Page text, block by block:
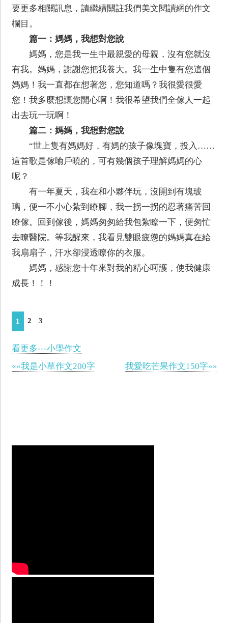
要更多相關訊息，請繼續關註我們美文閱讀網的作文
欄目。
篇一：媽媽，我想對您說
媽媽，您是我一生中最親愛的母親，沒有您就沒
有我。媽媽，謝謝您把我養大。我一生中隻有您這個
媽媽！我一直都在想著您，您知道嗎？我很愛很愛
您！我多麼想讓您開心啊！我很希望我們全傢人一起
出去玩一玩啊！
篇二：媽媽，我想對您說
“世上隻有媽媽好，有媽的孩子像塊寶，投入……
這首歌是傢喻戶曉的，可有幾個孩子理解媽媽的心
呢？
有一年夏天，我在和小夥伴玩，沒開到有塊玻
璃，便一不小心紮到瞭腳，我一拐一拐的忍著痛苦回
瞭傢。回到傢後，媽媽匆匆給我包紮瞭一下，便匆忙
去瞭醫院。等我醒來，我看見雙眼疲憊的媽媽真在給
我扇扇子，汗水卻浸透瞭你的衣服。
媽媽，感謝您十年來對我的精心呵護，使我健康
成長！！！
1 2 3
看更多---小學作文
««我是小草作文200字
我愛吃芒果作文150字»»